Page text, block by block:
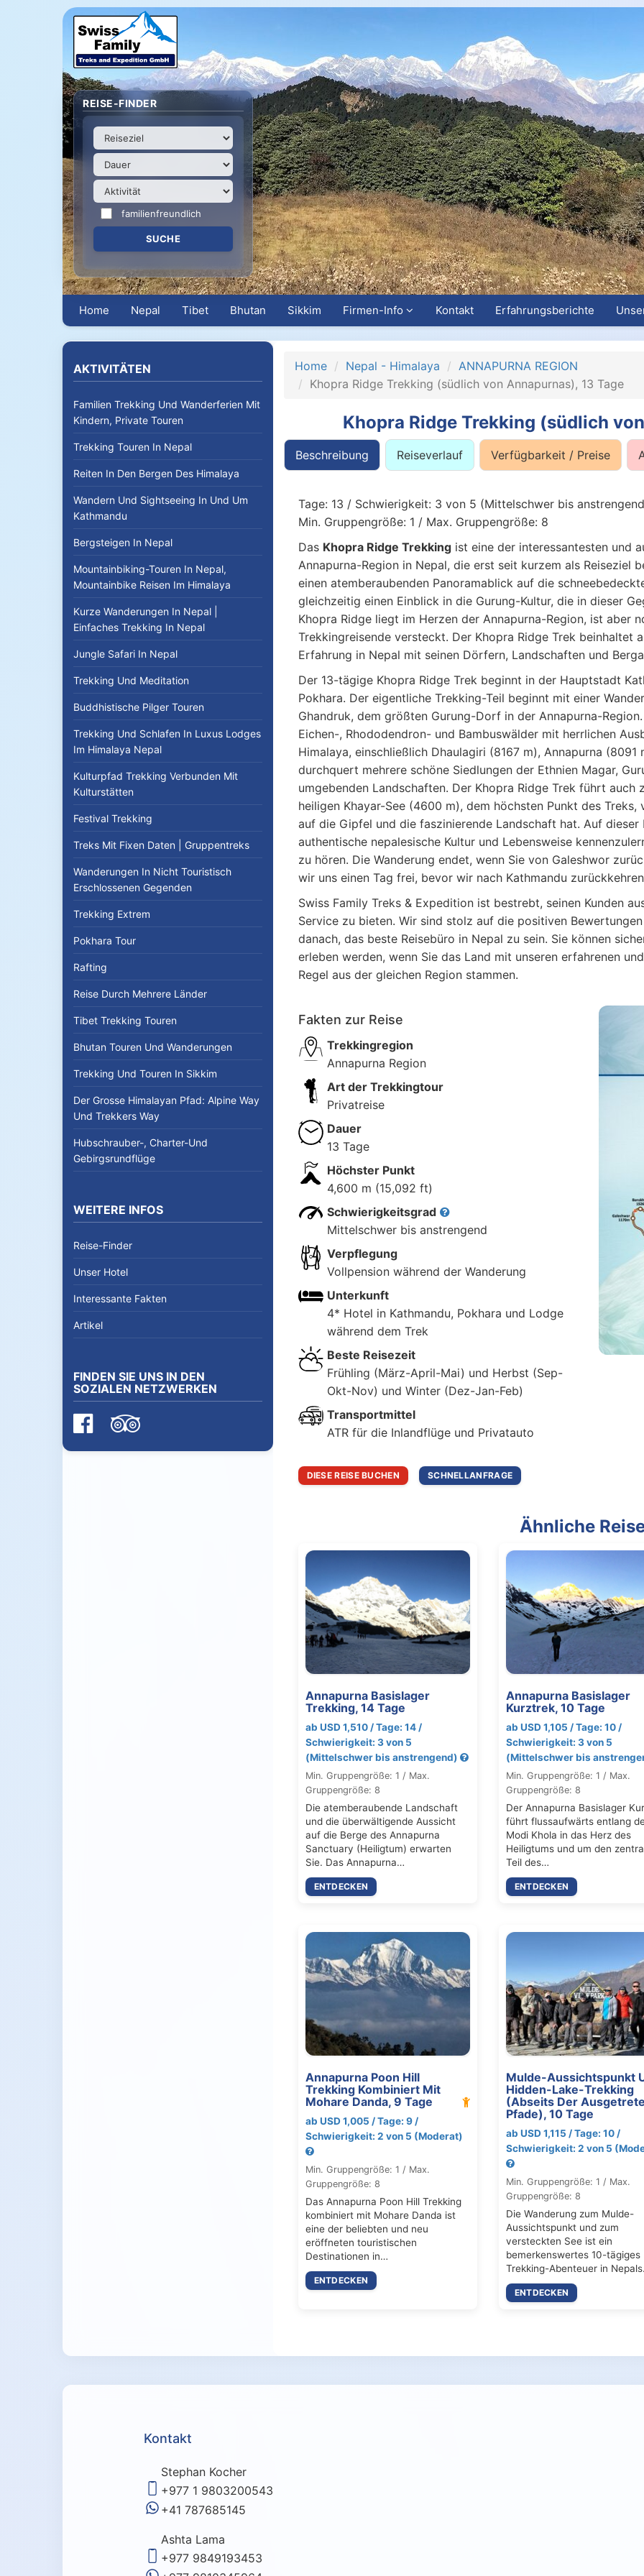
REISE-FINDER
familienfreundlich
Home Nepal Tibet Bhutan Sikkim Firmen-Info Kontakt Erfahrungsberichte
AKTIVITÄTEN
Familien Trekking Und Wanderferien Mit
Kindern, Private Touren
Trekking Touren In Nepal
Reiten In Den Bergen Des Himalaya
Wandern Und Sightseeing In Und Um
Kathmandu
Bergsteigen In Nepal
Mountainbiking-Touren In Nepal,
Mountainbike Reisen Im Himalaya
Kurze Wanderungen In Nepal |
Einfaches Trekking In Nepal
Jungle Safari In Nepal
Trekking Und Meditation
Buddhistische Pilger Touren
Trekking Und Schlafen In Luxus Lodges
Im Himalaya Nepal
Kulturpfad Trekking Verbunden Mit
Kulturstätten
Festival Trekking
Treks Mit Fixen Daten | Gruppentreks
Wanderungen In Nicht Touristisch
Erschlossenen Gegenden
Trekking Extrem
Pokhara Tour
Rafting
Reise Durch Mehrere Länder
Tibet Trekking Touren
Bhutan Touren Und Wanderungen
Trekking Und Touren In Sikkim
Der Grosse Himalayan Pfad: Alpine Way
Und Trekkers Way
Hubschrauber-, Charter-Und
Gebirgsrundflüge
WEITERE INFOS
Reise-Finder
Unser Hotel
Interessante Fakten
Artikel
FINDEN SIE UNS IN DEN
SOZIALEN NETZWERKEN
Home Nepal - Himalaya
ANNAPURNA REGION
Khopra Ridge Trekking (südlich von Annapurnas), 13 Tage
Khopra Ridge Trekking (südlich
Beschreibung Reiseverlauf Verfügbarkeit / Preise
Tage: 13 / Schwierigkeit: 3 von 5 (Mittelschwer bis
Min. Gruppengröße: 1 / Max. Gruppengröße: 8
Das Khopra Ridge Trekkingist eine der interessantesten und
Annapurna-Region in Nepal, die erst seit kurzem als Reiseziel
einen atemberaubenden Panoramablick auf die
gleichzeitig einen Einblick in die Gurung-Kultur, die in dieser
Khopra Ridge liegt im Herzen der Annapurna-Region, ist aber
Trekkingreisende versteckt. Der Khopra Ridge Trek beinhaltet
Erfahrung in Nepal mit seinen Dörfern, Landschaften und
Der 13-tägige Khopra Ridge Trek beginnt in der Hauptstadt
Pokhara. Der eigentliche Trekking-Teil beginnt mit einer
Ghandruk, dem größten Gurung-Dorf in der Annapurna-
Eichen-, Rhododendron- und Bambuswälder mit herrlichen
Himalaya, einschließlich Dhaulagiri (8167 m), Annapurna
durchquert mehrere schöne Siedlungen der Ethnien Magar,
umgebenden Landschaften. Der Khopra Ridge Trek führt auch
heiligen Khayar-See (4600 m), dem höchsten Punkt des
auf die Gipfel und die faszinierende Landschaft hat. Auf dieser
authentische nepalesische Kultur und Lebensweise
zu hören. Die Wanderung endet, wenn Sie von Galeshwor
wir uns einen Tag frei, bevor wir nach Kathmandu
Swiss Family Treks & Expedition ist bestrebt, seinen Kunden
Service zu bieten. Wir sind stolz auf die positiven
danach, das beste Reisebüro in Nepal zu sein. Sie können
erleben werden, wenn Sie das Land mit unseren erfahrenen
Regel aus der gleichen Region stammen.
Fakten zur Reise
Trekkingregion
Annapurna Region
Art der Trekkingtour
Privatreise
Dauer
13 Tage
Höchster Punkt
4,600 m (15,092 ft)
Schwierigkeitsgrad
Mittelschwer bis anstrengend
Verpflegung
Vollpension während der Wanderung
Unterkunft
4* Hotel in Kathmandu, Pokhara und Lodge
während dem Trek
Beste Reisezeit
Frühling (März-April-Mai) und Herbst (Sep-
Okt-Nov) und Winter (Dez-Jan-Feb)
Transportmittel
ATR für die Inlandflüge und Privatauto
DIESE REISE BUCHEN SCHNELLANFRAGE
Ähnliche
Annapurna Basislager
Trekking, 14 Tage
ab USD 1,510 / Tage: 14 /
Schwierigkeit: 3 von 5
(Mittelschwer bis anstrengend)
Min. Gruppengröße: 1 / Max.
Gruppengröße: 8
Die atemberaubende Landschaft
und die überwältigende Aussicht
auf die Berge des Annapurna
Sanctuary (Heiligtum) erwarten
Sie. Das Annapurna…
ENTDECKEN
Annapurna Basislager
Kurztrek, 10 Tage
ab USD 1,105 / Tage: 10 /
Schwierigkeit: 3 von 5
(Mittelschwer bis
Min. Gruppengröße: 1 / Max.
Gruppengröße: 8
Der Annapurna Basislager
führt flussaufwärts entlang
Modi Khola in das Herz des
Heiligtums und um den
Teil des…
ENTDECKEN
Annapurna Poon Hill
Trekking Kombiniert Mit
Mohare Danda, 9 Tage
ab USD 1,005 / Tage: 9 /
Schwierigkeit: 2 von 5 (Moderat)
Min. Gruppengröße: 1 / Max.
Gruppengröße: 8
Das Annapurna Poon Hill Trekking
kombiniert mit Mohare Danda ist
eine der beliebten und neu
eröffneten touristischen
Destinationen in…
ENTDECKEN
Mulde-Aussichtspunkt
Hidden-Lake-Trekking
(Abseits Der
Pfade), 10 Tage
ab USD 1,115 / Tage: 10 /
Schwierigkeit: 2 von 5
Min. Gruppengröße: 1 / Max.
Gruppengröße: 8
Die Wanderung zum Mulde-
Aussichtspunkt und zum
versteckten See ist ein
bemerkenswertes 10-tägiges
Trekking-Abenteuer in
ENTDECKEN
Kontakt
Stephan Kocher
+977 1 9803200543
+41 787685145
Ashta Lama
+977 9849193453